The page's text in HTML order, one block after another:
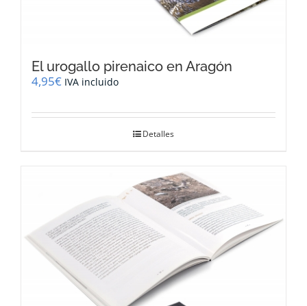
El urogallo pirenaico en Aragón
4,95€ IVA incluido
Detalles